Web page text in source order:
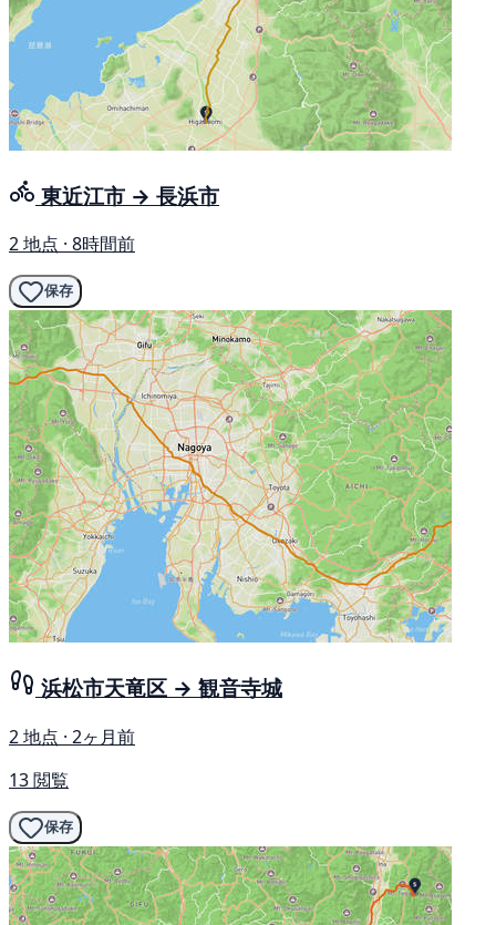
東近江市 → 長浜市
2 地点 · 8時間前
保存
浜松市天竜区 → 観音寺城
2 地点 · 2ヶ月前
13 閲覧
保存